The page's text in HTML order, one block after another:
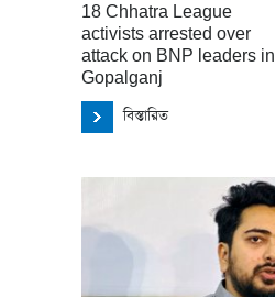
18 Chhatra League
activists arrested over
attack on BNP leaders in
Gopalganj
বিস্তারিত